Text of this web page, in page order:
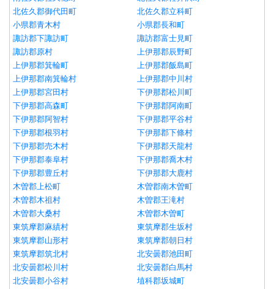
北佐久郡御代田町
北佐久郡立科町
小県郡青木村
小県郡長和町
諏訪郡下諏訪町
諏訪郡富士見町
諏訪郡原村
上伊那郡辰野町
上伊那郡箕輪町
上伊那郡飯島町
上伊那郡南箕輪村
上伊那郡中川村
上伊那郡宮田村
下伊那郡松川町
下伊那郡高森町
下伊那郡阿南町
下伊那郡阿智村
下伊那郡平谷村
下伊那郡根羽村
下伊那郡下條村
下伊那郡売木村
下伊那郡天龍村
下伊那郡泰阜村
下伊那郡喬木村
下伊那郡豊丘村
下伊那郡大鹿村
木曽郡上松町
木曽郡南木曽町
木曽郡木祖村
木曽郡王滝村
木曽郡大桑村
木曽郡木曽町
東筑摩郡麻績村
東筑摩郡生坂村
東筑摩郡山形村
東筑摩郡朝日村
東筑摩郡筑北村
北安曇郡池田町
北安曇郡松川村
北安曇郡白馬村
北安曇郡小谷村
埴科郡坂城町